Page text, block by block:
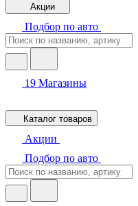
Акции
Подбор по авто
19 Магазины
Каталог товаров
Акции
Подбор по авто